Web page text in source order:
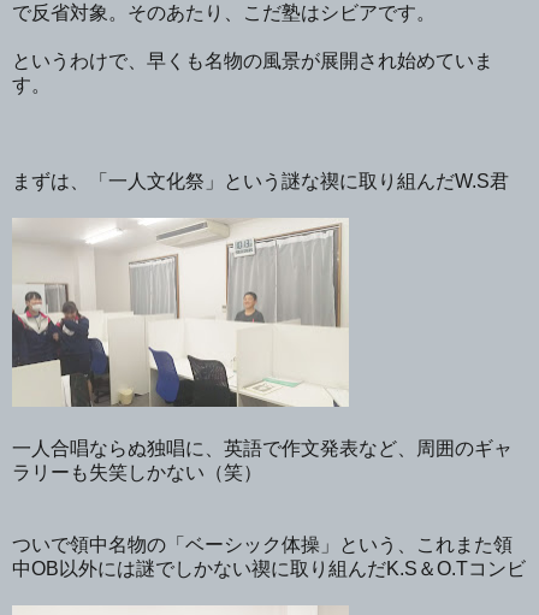
で反省対象。そのあたり、こだ塾はシビアです。
というわけで、早くも名物の風景が展開され始めていま
す。
まずは、「一人文化祭」という謎な禊に取り組んだW.S君
一人合唱ならぬ独唱に、英語で作文発表など、周囲のギャ
ラリーも失笑しかない（笑）
ついで領中名物の「ベーシック体操」という、これまた領
中OB以外には謎でしかない禊に取り組んだK.S＆O.Tコンビ